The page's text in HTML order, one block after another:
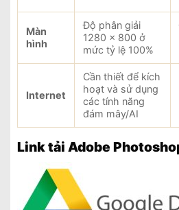
Màn
hình
Độ phân giải
1280 x 800 ở
mức tỷ lệ 100%
Internet
Cần thiết để kích
hoạt và sử dụng
các tính năng
đám mây/AI
Link tải Adobe